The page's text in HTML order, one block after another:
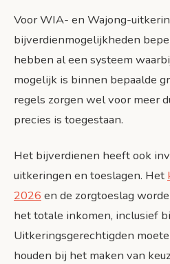
Voor WIA- en Wajong-
bijverdienmogelijkheden
hebben al een systeem
mogelijk is binnen bepaalde
regels zorgen wel voor meer
precies is toegestaan.
Het bijverdienen heeft ook
uitkeringen en toeslagen. Het
2026 en de zorgtoeslag
het totale inkomen, inclusief
Uitkeringsgerechtigden
houden bij het maken van